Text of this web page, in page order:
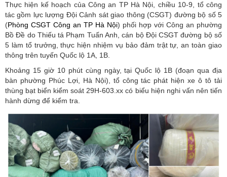
Thực hiện kế hoạch của Công an TP Hà Nội, chiều 10-9, tổ công
tác gồm lực lượng Đội Cảnh sát giao thông (CSGT) đường bộ số 5
(Phòng CSGT Công an TP Hà Nội) phối hợp với Công an phường
Bồ Đề do Thiếu tá Phạm Tuấn Anh, cán bộ Đội CSGT đường bộ số
5 làm tổ trưởng, thực hiện nhiệm vụ bảo đảm trật tự, an toàn giao
thông trên tuyến Quốc lộ 1A, 1B.
Khoảng 15 giờ 10 phút cùng ngày, tại Quốc lộ 1B (đoạn qua địa
bàn phường Phúc Lợi, Hà Nội), tổ công tác phát hiện xe ô tô tải
thùng bạt biển kiểm soát 29H-603.xx có biểu hiện nghi vấn nên tiến
hành dừng để kiểm tra.